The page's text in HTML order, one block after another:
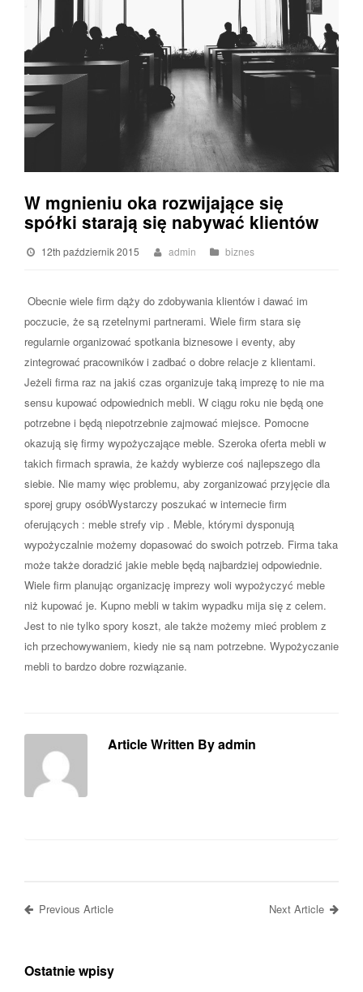
W mgnieniu oka rozwijające się
spółki starają się nabywać klientów
12th październik 2015 admin biznes
Obecnie wiele firm dąży do zdobywania klientów i dawać im
poczucie, że są rzetelnymi partnerami. Wiele firm stara się
regularnie organizować spotkania biznesowe i eventy, aby
zintegrować pracowników i zadbać o dobre relacje z klientami.
Jeżeli firma raz na jakiś czas organizuje taką imprezę to nie ma
sensu kupować odpowiednich mebli. W ciągu roku nie będą one
potrzebne i będą niepotrzebnie zajmować miejsce. Pomocne
okazują się firmy wypożyczające meble. Szeroka oferta mebli w
takich firmach sprawia, że każdy wybierze coś najlepszego dla
siebie. Nie mamy więc problemu, aby zorganizować przyjęcie dla
sporej grupy osóbWystarczy poszukać w internecie firm
oferujących : meble strefy vip . Meble, którymi dysponują
wypożyczalnie możemy dopasować do swoich potrzeb. Firma taka
może także doradzić jakie meble będą najbardziej odpowiednie.
Wiele firm planując organizację imprezy woli wypożyczyć meble
niż kupować je. Kupno mebli w takim wypadku mija się z celem.
Jest to nie tylko spory koszt, ale także możemy mieć problem z
ich przechowywaniem, kiedy nie są nam potrzebne. Wypożyczanie
mebli to bardzo dobre rozwiązanie.
Article Written By admin
Previous Article Next Article
Ostatnie wpisy